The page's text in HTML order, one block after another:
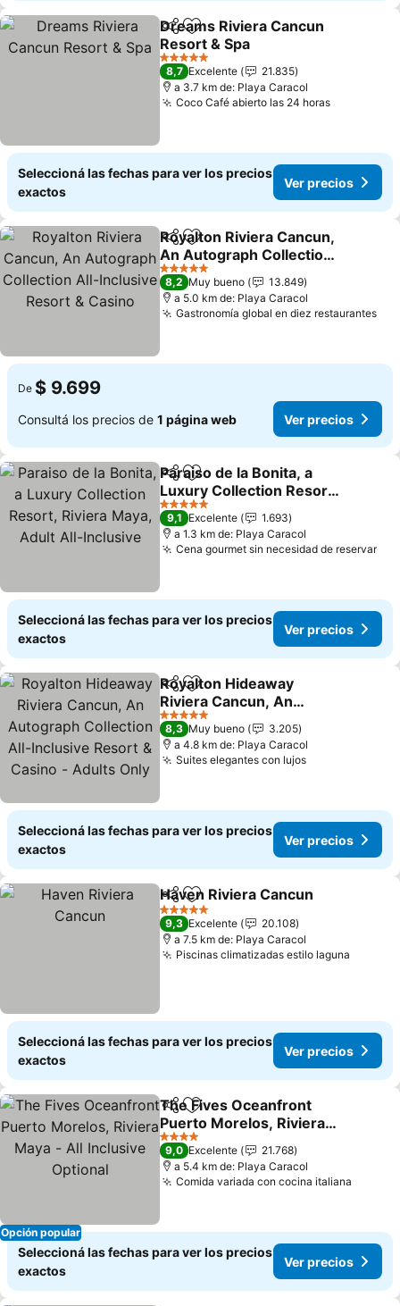
CompartirAñadir a favoritos
Dreams Riviera Cancun
Resort & Spa
Ver precios
5 Estrellas
8,7 Excelente
21.835
a 3.7 km de: Playa Caracol
Coco Café abierto las 24 horasVer
Seleccioná las fechas para ver los precios
exactos
Ver precios
CompartirAñadir a favoritos
Royalton Riviera Cancun,
An Autograph Collection
All-Inclusive Resort &
Casino
Ver precios
5 Estrellas
8,2 Muy bueno
13.849
a 5.0 km de: Playa Caracol
Gastronomía global en diez restaurantes
De $ 9.699
Consultá los precios de 1 página web Ver precios
CompartirAñadir a favoritos
Paraiso de la Bonita, a
Luxury Collection Resort,
Riviera Maya, Adult All-
Inclusive
Ver precios
5 Estrellas
9,1 Excelente
1.693
a 1.3 km de: Playa Caracol
Cena gourmet sin necesidad de reservar
Seleccioná las fechas para ver los precios
exactos
Ver precios
CompartirAñadir a favoritos
Royalton Hideaway
Riviera Cancun, An
Autograph Collection All-
Inclusive Resort & Casino
- Adults Only
Ver precios
5 Estrellas
8,3 Muy bueno
3.205
a 4.8 km de: Playa Caracol
Suites elegantes con lujosVer precios
Seleccioná las fechas para ver los precios
exactos
Ver precios
CompartirAñadir a favoritos
Haven Riviera Cancun
5 Estrellas
9,3 Excelente
20.108
a 7.5 km de: Playa Caracol
Piscinas climatizadas estilo laguna
Seleccioná las fechas para ver los precios
exactos
Ver precios
Opción popular
Compartir
Añadir a favoritos
The Fives Oceanfront
Puerto Morelos, Riviera
Maya - All Inclusive
Optional
Ver precios
4 Estrellas
9,0 Excelente
21.768
a 5.4 km de: Playa Caracol
Comida variada con cocina italiana
Seleccioná las fechas para ver los precios
exactos
Ver precios